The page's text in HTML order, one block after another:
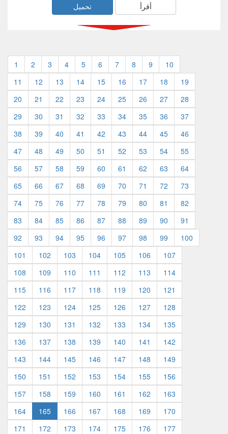
أقرأ تحميل
1 2 3 4 5 6 7 8 9
10
11
12 13 14 15 16 17 18
19
20
21 22 23 24 25 26 27
28
29
30 31 32 33 34 35 36
37
38
39 40 41 42 43 44 45
46
47
48 49 50 51 52 53 54
55
56
57 58 59 60 61 62 63
64
65
66 67 68 69 70 71 72
73
74
75 76 77 78 79 80 81
82
83
84 85 86 87 88 89 90
91
92
93 94 95 96 97 98 99
100
101
102 103 104 105 106
107
108
109 110 111 112 113
114
115
116 117 118 119 120
121
122
123 124 125 126 127
128
129
130 131 132 133 134
135
136
137 138 139 140 141
142
143
144 145 146 147 148
149
150
151 152 153 154 155
156
157
158 159 160 161 162
163
164
165 166 167 168 169
170
171
172 173 174 175 176
177